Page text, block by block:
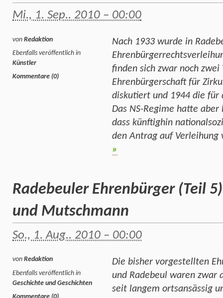
Mi., 1. Sep.. 2010 – 00:00
Nach 1933 wurde in
finden sich zwar noch
Ehrenbürgerschaft für
diskutiert und 1944 die
Das NS-Regime hatte
dass künftighin
den Antrag auf
»
von Redaktion
Ebenfalls veröffentlich in
Künstler
Kommentare (0)
Radebeuler Ehrenbürger (Teil
und Mutschmann
So., 1. Aug.. 2010 – 00:00
Die bisher vorgestellten
und Radebeul waren
seit langem ortsansässig
von Redaktion
Ebenfalls veröffentlich in
Geschichte und Geschichten